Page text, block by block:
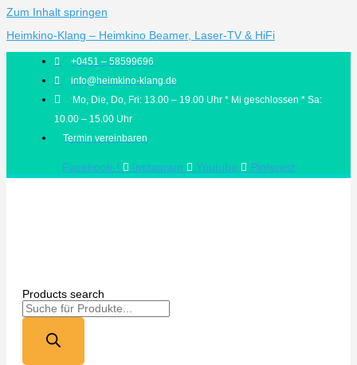
Zum Inhalt springen
Heimkino-Klang – Heimkino Beamer, Laser-TV & HiFi
+0451 – 58599696
info@heimkino-klang.de
Mo, Die, Do, Fri: 13.00 – 19.00 Uhr * Mi geschlossen * Sa:
10.00 – 15.00 Uhr
Termin vereinbaren
Facebook-f Instagram Youtube Pinterest
Products search